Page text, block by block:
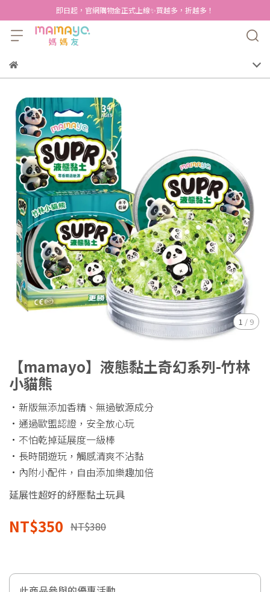
即日起，官網購物金正式上線✨買越多，折越多！
1 / 9
【mamayo】液態黏土奇幻系列-竹林
小貓熊
·新版無添加香精、無過敏源成分
·通過歐盟認證，安全放心玩
·不怕乾掉延展度一級棒
·長時間遊玩，觸感清爽不沾黏
·內附小配件，自由添加樂趣加倍
延展性超好的紓壓黏土玩具
NT$350 NT$380